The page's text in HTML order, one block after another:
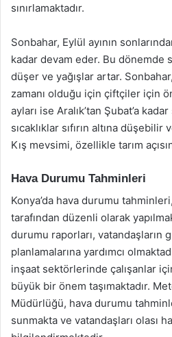
sınırlamaktadır.
Sonbahar, Eylül ayının
kadar devam eder. Bu dönemde
düşer ve yağışlar artar.
zamanı olduğu için çiftçiler için
ayları ise Aralık’tan Şubat’a
sıcaklıklar sıfırın altına düşebilir
Kış mevsimi, özellikle tarım
Hava Durumu Tahminleri
Konya’da hava durumu
tarafından düzenli olarak
durumu raporları, vatandaşların
planlamalarına yardımcı
inşaat sektörlerinde çalışanlar
büyük bir önem taşımaktadır.
Müdürlüğü, hava durumu
sunmakta ve vatandaşları olası